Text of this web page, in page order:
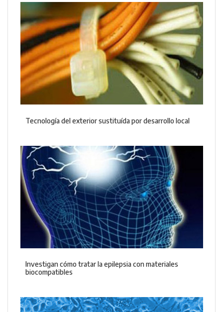
Tecnología del exterior sustituída por desarrollo local
Investigan cómo tratar la epilepsia con materiales
biocompatibles